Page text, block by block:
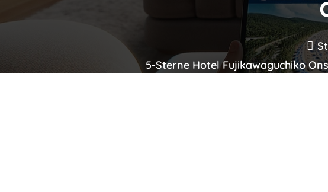
5-Sterne Hotel Fujikawaguchiko